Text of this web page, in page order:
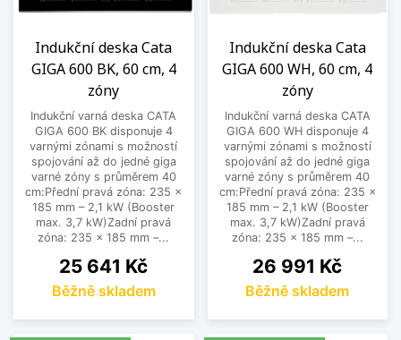
Indukční deska Cata
GIGA 600 BK, 60 cm, 4
zóny
Indukční varná deska CATA
GIGA 600 BK disponuje 4
varnými zónami s možností
spojování až do jedné giga
varné zóny s průměrem 40
cm:Přední pravá zóna: 235 ×
185 mm – 2,1 kW (Booster
max. 3,7 kW)Zadní pravá
zóna: 235 × 185 mm –...
Cena
25 641 Kč
Běžně skladem
Indukční deska Cata
GIGA 600 WH, 60 cm, 4
zóny
Indukční varná deska CATA
GIGA 600 WH disponuje 4
varnými zónami s možností
spojování až do jedné giga
varné zóny s průměrem 40
cm:Přední pravá zóna: 235 ×
185 mm – 2,1 kW (Booster
max. 3,7 kW)Zadní pravá
zóna: 235 × 185 mm –...
Cena
26 991 Kč
Běžně skladem